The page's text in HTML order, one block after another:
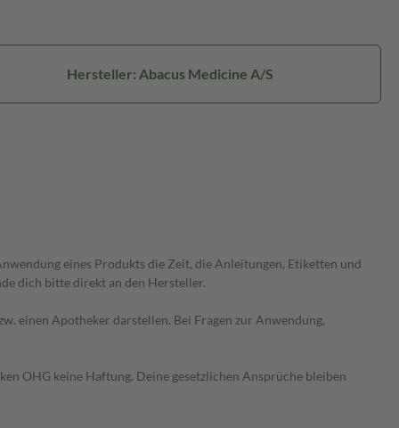
Hersteller: Abacus Medicine A/S
eines Produkts die Zeit, die Anleitungen, Etiketten und
dich bitte direkt an den Hersteller.
einen Apotheker darstellen. Bei Fragen zur Anwendung,
OHG keine Haftung. Deine gesetzlichen Ansprüche bleiben